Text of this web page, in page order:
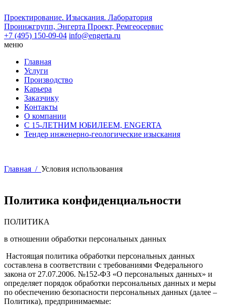
Проектирование. Изыскания. Лаборатория
Проинжгрупп, Энгерта Проект, Ремгеосервис
+7 (495) 150-09-04 info@engerta.ru
меню
Главная
Услуги
Производство
Карьера
Заказчику
Контакты
О компании
С 15-ЛЕТНИМ ЮБИЛЕЕМ, ENGERTA
Тендер инженерно-геологические изыскания
Главная / Условия использования
Политика конфиденциальности
ПОЛИТИКА
в отношении обработки персональных данных
Настоящая политика обработки персональных данных
составлена в соответствии с требованиями Федерального
закона от 27.07.2006. №152-ФЗ «О персональных данных» и
определяет порядок обработки персональных данных и меры
по обеспечению безопасности персональных данных (далее –
Политика), предпринимаемые: